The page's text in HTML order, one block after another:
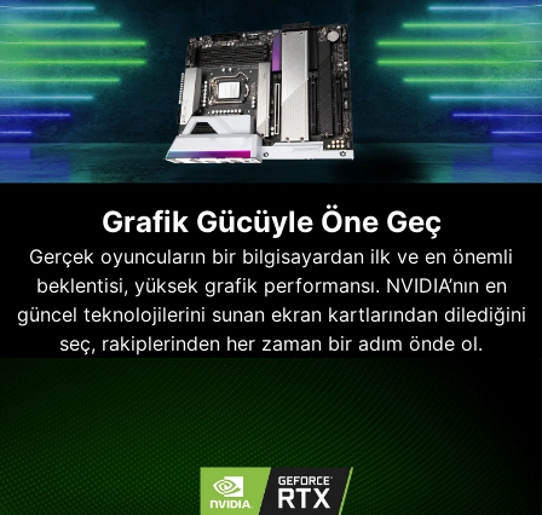
Grafik Gücüyle Öne Geç
Gerçek oyuncuların bir bilgisayardan ilk ve en önemli
beklentisi, yüksek grafik performansı. NVIDIA’nın en
güncel teknolojilerini sunan ekran kartlarından dilediğini
seç, rakiplerinden her zaman bir adım önde ol.